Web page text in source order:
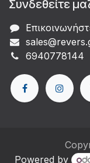
Συνδεθείτε
6940778144
Powered by